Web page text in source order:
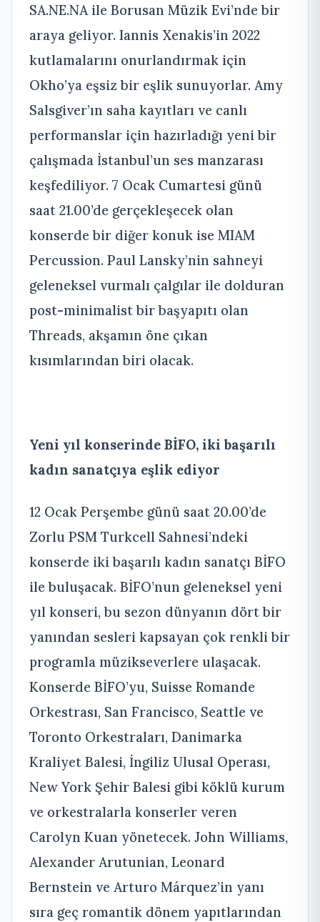
SA.NE.NA ile Borusan Müzik Evi’nde bir
araya geliyor. Iannis Xenakis’in 2022
kutlamalarını onurlandırmak için
Okho’ya eşsiz bir eşlik sunuyorlar. Amy
Salsgiver’ın saha kayıtları ve canlı
performanslar için hazırladığı yeni bir
çalışmada İstanbul’un ses manzarası
keşfediliyor. 7 Ocak Cumartesi günü
saat 21.00’de gerçekleşecek olan
konserde bir diğer konuk ise MIAM
Percussion. Paul Lansky’nin sahneyi
geleneksel vurmalı çalgılar ile dolduran
post-minimalist bir başyapıtı olan
Threads, akşamın öne çıkan
kısımlarından biri olacak.
Yeni yıl konserinde BİFO, iki başarılı
kadın sanatçıya eşlik ediyor
12 Ocak Perşembe günü saat 20.00’de
Zorlu PSM Turkcell Sahnesi’ndeki
konserde iki başarılı kadın sanatçı BİFO
ile buluşacak. BİFO’nun geleneksel yeni
yıl konseri, bu sezon dünyanın dört bir
yanından sesleri kapsayan çok renkli bir
programla müzikseverlere ulaşacak.
Konserde BİFO’yu, Suisse Romande
Orkestrası, San Francisco, Seattle ve
Toronto Orkestraları, Danimarka
Kraliyet Balesi, İngiliz Ulusal Operası,
New York Şehir Balesi gibi köklü kurum
ve orkestralarla konserler veren
Carolyn Kuan yönetecek. John Williams,
Alexander Arutunian, Leonard
Bernstein ve Arturo Márquez’in yanı
sıra geç romantik dönem yapıtlarından